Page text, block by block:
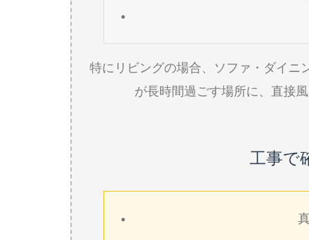
特にリビングの場合、ソファ・ダイニ
が長時間過ごす場所に、直接
工事で